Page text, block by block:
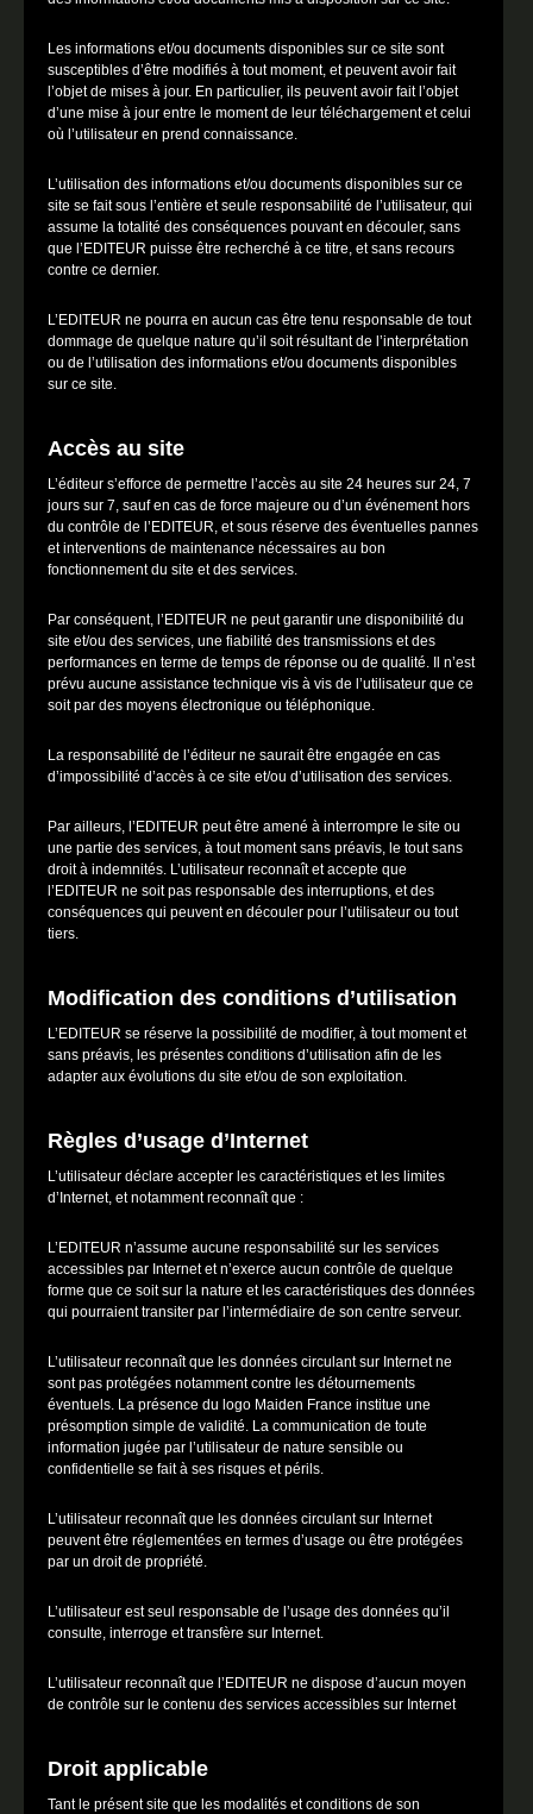
Les informations et/ou documents disponibles sur ce site sont
susceptibles d’être modifiés à tout moment, et peuvent avoir fait
l’objet de mises à jour. En particulier, ils peuvent avoir fait l’objet
d’une mise à jour entre le moment de leur téléchargement et celui
où l’utilisateur en prend connaissance.
L’utilisation des informations et/ou documents disponibles sur ce
site se fait sous l’entière et seule responsabilité de l’utilisateur, qui
assume la totalité des conséquences pouvant en découler, sans
que l’EDITEUR puisse être recherché à ce titre, et sans recours
contre ce dernier.
L’EDITEUR ne pourra en aucun cas être tenu responsable de tout
dommage de quelque nature qu’il soit résultant de l’interprétation
ou de l’utilisation des informations et/ou documents disponibles
sur ce site.
Accès au site
L’éditeur s’efforce de permettre l’accès au site 24 heures sur 24, 7
jours sur 7, sauf en cas de force majeure ou d’un événement hors
du contrôle de l’EDITEUR, et sous réserve des éventuelles pannes
et interventions de maintenance nécessaires au bon
fonctionnement du site et des services.
Par conséquent, l’EDITEUR ne peut garantir une disponibilité du
site et/ou des services, une fiabilité des transmissions et des
performances en terme de temps de réponse ou de qualité. Il n’est
prévu aucune assistance technique vis à vis de l’utilisateur que ce
soit par des moyens électronique ou téléphonique.
La responsabilité de l’éditeur ne saurait être engagée en cas
d’impossibilité d’accès à ce site et/ou d’utilisation des services.
Par ailleurs, l’EDITEUR peut être amené à interrompre le site ou
une partie des services, à tout moment sans préavis, le tout sans
droit à indemnités. L’utilisateur reconnaît et accepte que
l’EDITEUR ne soit pas responsable des interruptions, et des
conséquences qui peuvent en découler pour l’utilisateur ou tout
tiers.
Modification des conditions d’utilisation
L’EDITEUR se réserve la possibilité de modifier, à tout moment et
sans préavis, les présentes conditions d’utilisation afin de les
adapter aux évolutions du site et/ou de son exploitation.
Règles d’usage d’Internet
L’utilisateur déclare accepter les caractéristiques et les limites
d’Internet, et notamment reconnaît que :
L’EDITEUR n’assume aucune responsabilité sur les services
accessibles par Internet et n’exerce aucun contrôle de quelque
forme que ce soit sur la nature et les caractéristiques des données
qui pourraient transiter par l’intermédiaire de son centre serveur.
L’utilisateur reconnaît que les données circulant sur Internet ne
sont pas protégées notamment contre les détournements
éventuels. La présence du logo Maiden France institue une
présomption simple de validité. La communication de toute
information jugée par l’utilisateur de nature sensible ou
confidentielle se fait à ses risques et périls.
L’utilisateur reconnaît que les données circulant sur Internet
peuvent être réglementées en termes d’usage ou être protégées
par un droit de propriété.
L’utilisateur est seul responsable de l’usage des données qu’il
consulte, interroge et transfère sur Internet.
L’utilisateur reconnaît que l’EDITEUR ne dispose d’aucun moyen
de contrôle sur le contenu des services accessibles sur Internet
Droit applicable
Tant le présent site que les modalités et conditions de son